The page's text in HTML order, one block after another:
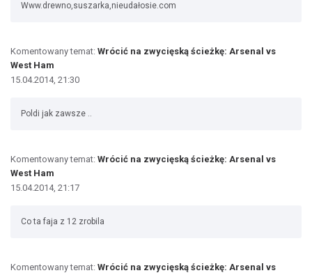
Www.drewno,suszarka,nieudałosie.com
Komentowany temat: Wrócić na zwycięską ścieżkę: Arsenal vs
West Ham
15.04.2014, 21:30
Poldi jak zawsze ..
Komentowany temat: Wrócić na zwycięską ścieżkę: Arsenal vs
West Ham
15.04.2014, 21:17
Co ta faja z 12 zrobila
Komentowany temat: Wrócić na zwycięską ścieżkę: Arsenal vs